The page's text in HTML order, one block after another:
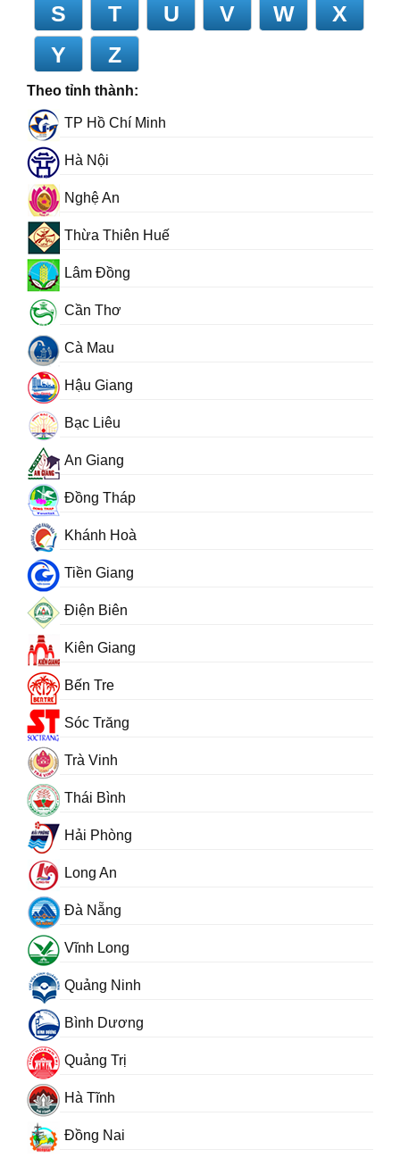
S
T U V W
X
Y
Z
Theo tỉnh thành:
TP Hồ Chí Minh
Hà Nội
Nghệ An
Thừa Thiên Huế
Lâm Đồng
Cần Thơ
Cà Mau
Hậu Giang
Bạc Liêu
An Giang
Đồng Tháp
Khánh Hoà
Tiền Giang
Điện Biên
Kiên Giang
Bến Tre
Sóc Trăng
Trà Vinh
Thái Bình
Hải Phòng
Long An
Đà Nẵng
Vĩnh Long
Quảng Ninh
Bình Dương
Quảng Trị
Hà Tĩnh
Đồng Nai